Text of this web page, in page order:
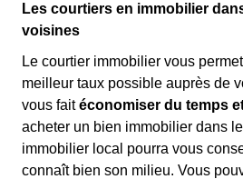
Les courtiers en immobilier
voisines
Le courtier immobilier vous
meilleur taux possible auprès de
vous faitéconomiser du temps
acheter un bien immobilier dans
immobilier local pourra vous
connaît bien son milieu. Vous